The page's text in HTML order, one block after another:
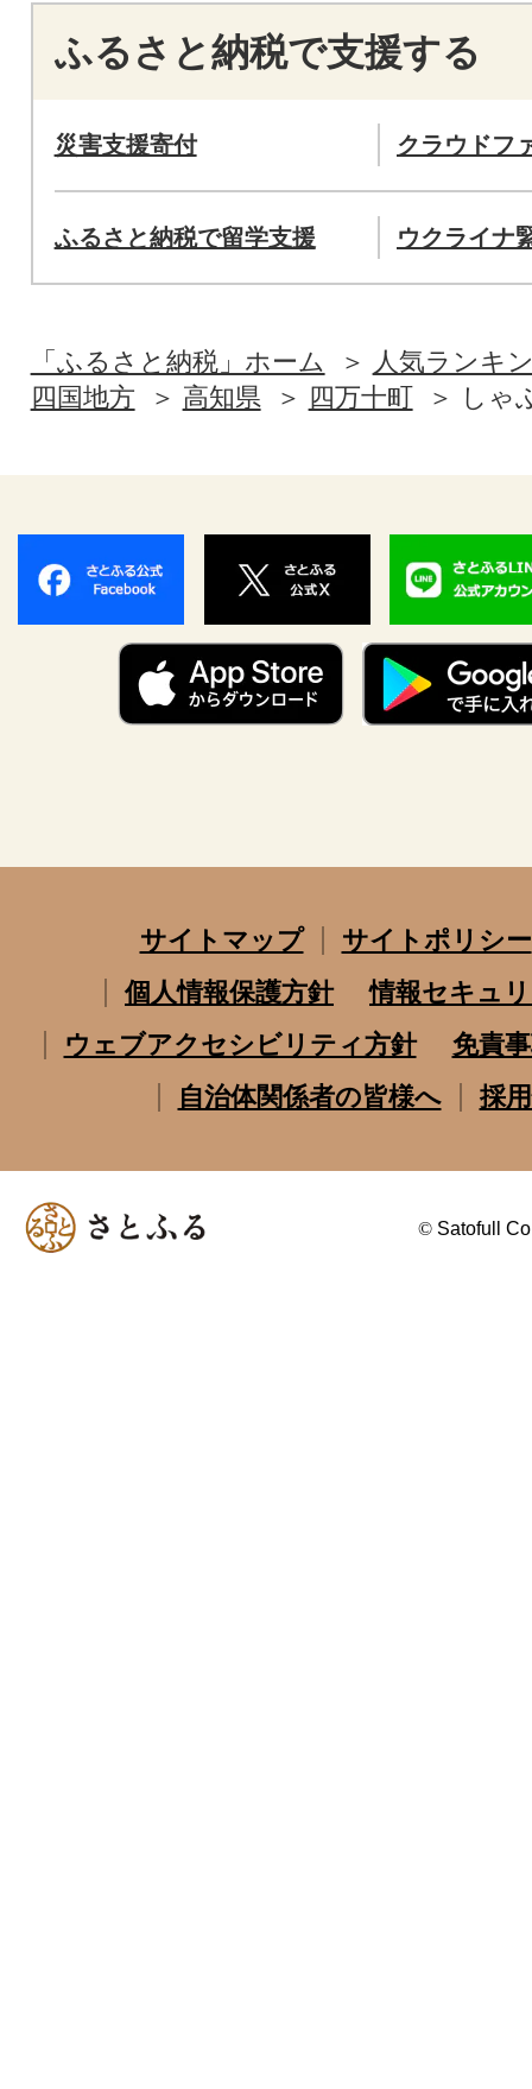
ふるさと納税で支援する
災害支援寄付 クラウドフ
ふるさと納税で留学支援 ウクライナ
「ふるさと納税」ホーム
人気ランキ
四国地方
高知県 四万十町 しゃ
サイトマップ
サイトポリシー
個人情報保護方針
情報セキュ
ウェブアクセシビリティ方針
免責
自治体関係者の皆様へ
採
© Satofull